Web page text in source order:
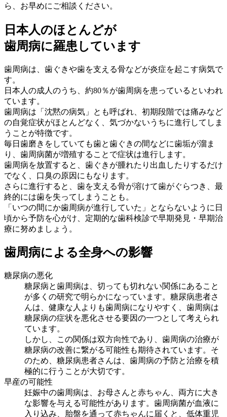
ら、お早めにご相談ください。
日本人のほとんどが
歯周病に羅患しています
歯周病は、歯ぐきや歯を支える骨などが炎症を起こす病気で
す。
日本人の成人のうち、約80％が歯周病を患っているといわれ
ています。
歯周病は「沈黙の病気」とも呼ばれ、初期段階では痛みなど
の自覚症状がほとんどなく、気づかないうちに進行してしま
うことが特徴です。
毎日歯磨きをしていても歯と歯ぐきの間などに歯垢が溜ま
り、歯周病菌が増殖することで症状は進行します。
歯周病を放置すると、歯ぐきが腫れたり出血したりするだけ
でなく、口臭の原因にもなります。
さらに進行すると、歯を支える骨が溶けて歯がぐらつき、最
終的には歯を失ってしまうことも。
「いつの間にか歯周病が進行していた」とならないように日
頃から予防を心がけ、定期的な歯科検診で早期発見・早期治
療に努めましょう。
歯周病による全身への影響
糖尿病の悪化
糖尿病と歯周病は、切っても切れない関係にあること
が多くの研究で明らかになっています。糖尿病患者さ
んは、健康な人よりも歯周病になりやすく、歯周病は
糖尿病の症状を悪化させる要因の一つとして考えられ
ています。
しかし、この関係は双方向性であり、歯周病の治療が
糖尿病の改善に繋がる可能性も期待されています。そ
のため、糖尿病患者さんは、歯周病の予防と治療を積
極的に行うことが大切です。
早産の可能性
妊娠中の歯周病は、お母さんと赤ちゃん、両方に大き
な影響を与える可能性があります。歯周病菌が血液に
入り込み、胎盤を通って赤ちゃんに届くと、低体重児